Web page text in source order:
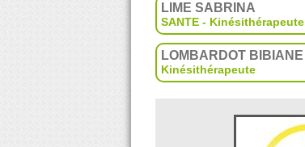
LIME SABRINA
SANTE - Kinésithérapeute
LOMBARDOT BIBIANE
Kinésithérapeute